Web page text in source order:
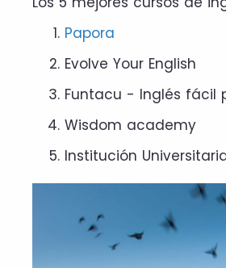
Papora
Evolve Your English
Funtacu - Inglés fácil
Wisdom academy
Institución